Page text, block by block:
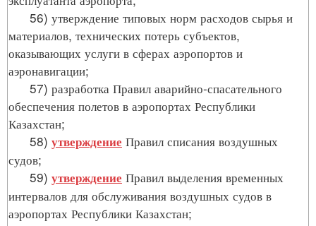
56) утверждение типовых норм расходов сырья и
материалов, технических потерь субъектов,
оказывающих услуги в сферах аэропортов и
аэронавигации;
57) разработка Правил аварийно-спасательного
обеспечения полетов в аэропортах Республики
Казахстан;
58) утверждение Правил списания воздушных
судов;
59) утверждение Правил выделения временных
интервалов для обслуживания воздушных судов в
аэропортах Республики Казахстан;